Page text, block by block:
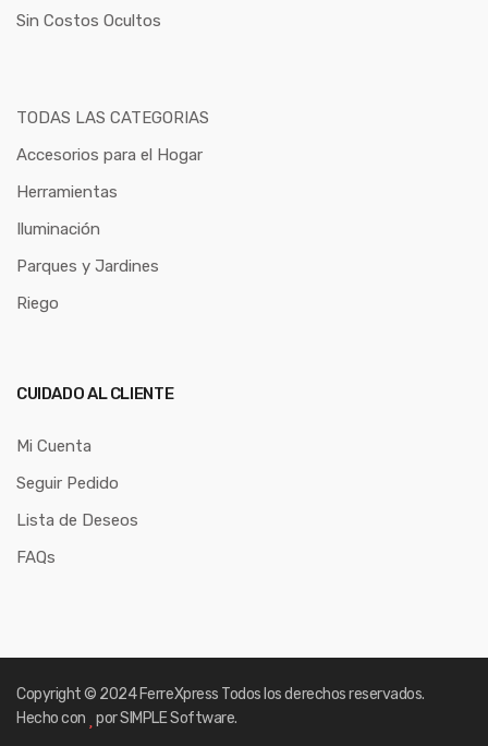
Sin Costos Ocultos
TODAS LAS CATEGORIAS
Accesorios para el Hogar
Herramientas
Iluminación
Parques y Jardines
Riego
CUIDADO AL CLIENTE
Mi Cuenta
Seguir Pedido
Lista de Deseos
FAQs
Copyright © 2024 FerreXpress Todos los derechos reservados.
Hecho con por SIMPLE Software.